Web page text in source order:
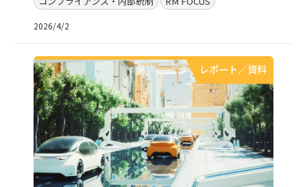
2026/4/2
レポート／資料